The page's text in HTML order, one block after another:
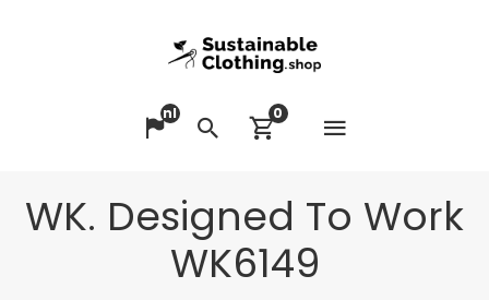
Taal veranderen
nl
ZoekenWinkelwagen
0
WK. Designed To Work
WK6149